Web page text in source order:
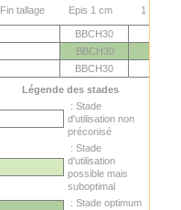
Fin tallage Epis 1 cm 1 nœud
BBCH30
BBCH30
BBCH30
Légende des stades
: Stade
d'utilisation non
préconisé
: Stade
d'utilisation
possible mais
suboptimal
: Stade optimum